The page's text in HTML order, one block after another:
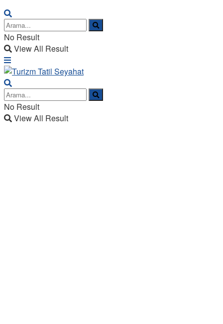
No Result
View All Result
No Result
View All Result